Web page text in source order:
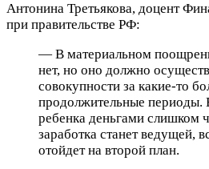
Антонина Третьякова, доцент
при правительстве РФ:
— В материальном
нет, но оно должно
совокупности за какие-то
продолжительные периоды.
ребенка деньгами слишком
заработка станет ведущей,
отойдет на второй план.